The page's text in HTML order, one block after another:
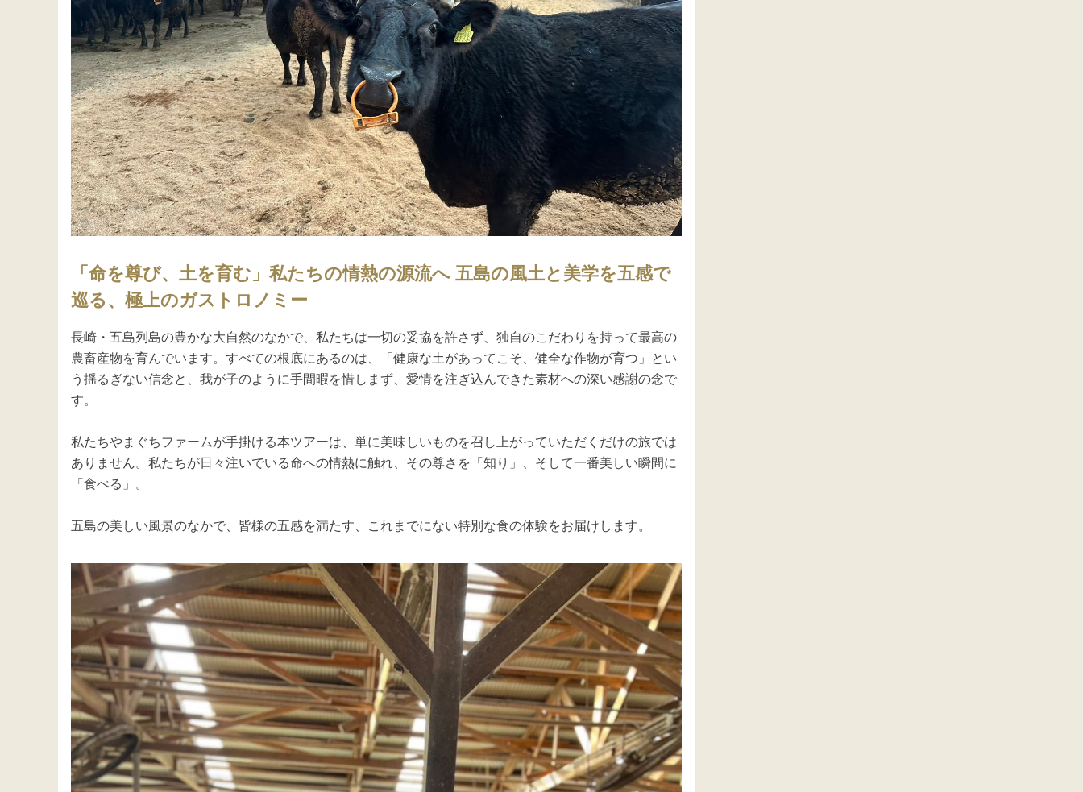
「命を尊び、土を育む」私たちの情熱の源流へ 五島の風土と美学を五感で
巡る、極上のガストロノミー
長崎・五島列島の豊かな大自然のなかで、私たちは一切の妥協を許さず、独自のこだわりを持って最高の
農畜産物を育んでいます。すべての根底にあるのは、「健康な土があってこそ、健全な作物が育つ」とい
う揺るぎない信念と、我が子のように手間暇を惜しまず、愛情を注ぎ込んできた素材への深い感謝の念で
す。
私たちやまぐちファームが手掛ける本ツアーは、単に美味しいものを召し上がっていただくだけの旅では
ありません。私たちが日々注いでいる命への情熱に触れ、その尊さを「知り」、そして一番美しい瞬間に
「食べる」。
五島の美しい風景のなかで、皆様の五感を満たす、これまでにない特別な食の体験をお届けします。